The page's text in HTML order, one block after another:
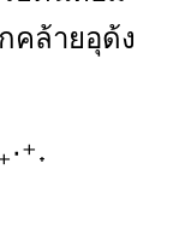
คล้ายอุด้ง